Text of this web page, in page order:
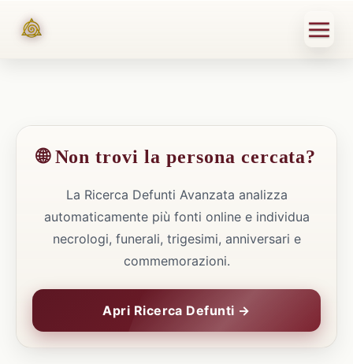
🌐 Non trovi la persona cercata?
La Ricerca Defunti Avanzata analizza
automaticamente più fonti online e individua
necrologi, funerali, trigesimi, anniversari e
commemorazioni.
Apri Ricerca Defunti →